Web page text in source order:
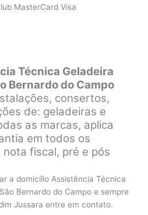
MasterCard Visa
Técnica Geladeira
Bernardo do Campo
consertos,
de: geladeiras e
as marcas, aplica
em todos os
fiscal, pré e pós
a domicílio Assistência Técnica
Bernardo do Campo e sempre
Jussara entre em contato.